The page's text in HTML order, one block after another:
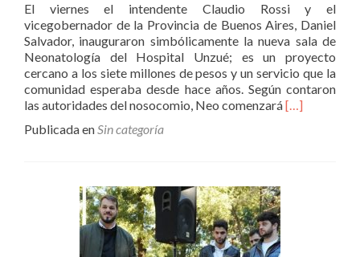
El viernes el intendente Claudio Rossi y el
vicegobernador de la Provincia de Buenos Aires, Daniel
Salvador, inauguraron simbólicamente la nueva sala de
Neonatología del Hospital Unzué; es un proyecto
cercano a los siete millones de pesos y un servicio que la
comunidad esperaba desde hace años. Según contaron
las autoridades del nosocomio, Neo comenzaráLeer
[…]
Publicada enSin categoría